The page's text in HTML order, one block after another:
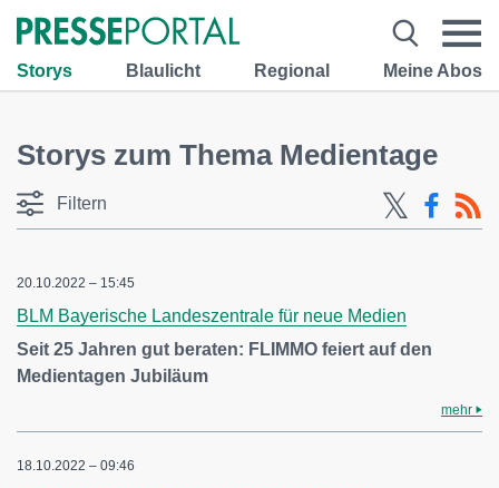
Storys Blaulicht Regional Meine Abos
Storys zum Thema Medientage
Filtern
20.10.2022 – 15:45
BLM Bayerische Landeszentrale für neue Medien
Seit 25 Jahren gut beraten: FLIMMO feiert auf den
Medientagen Jubiläum
mehr
18.10.2022 – 09:46